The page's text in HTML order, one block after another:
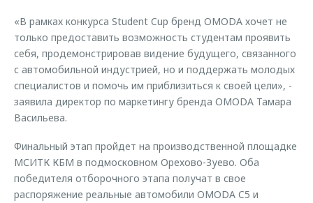
«В рамках конкурса Student Cup бренд OMODA хочет не
только предоставить возможность студентам проявить
себя, продемонстрировав видение будущего, связанного
с автомобильной индустрией, но и поддержать молодых
специалистов и помочь им приблизиться к своей цели», -
заявила директор по маркетингу бренда OMODA Тамара
Васильева.
Финальный этап пройдет на производственной площадке
МСИТК КБМ в подмосковном Орехово-Зуево. Оба
победителя отборочного этапа получат в свое
распоряжение реальные автомобили OMODA C5 и